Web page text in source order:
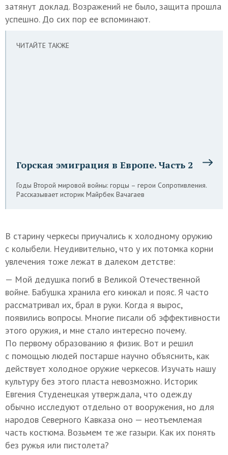
затянут доклад. Возражений не было, защита прошла
успешно. До сих пор ее вспоминают.
ЧИТАЙТЕ ТАКЖЕ
Горская эмиграция в Европе. Часть 2
Годы Второй мировой войны: горцы – герои Сопротивления.
Рассказывает историк Майрбек Вачагаев
В старину черкесы приучались к холодному оружию
с колыбели. Неудивительно, что у их потомка корни
увлечения тоже лежат в далеком детстве:
— Мой дедушка погиб в Великой Отечественной
войне. Бабушка хранила его кинжал и пояс. Я часто
рассматривал их, брал в руки. Когда я вырос,
появились вопросы. Многие писали об эффективности
этого оружия, и мне стало интересно почему.
По первому образованию я физик. Вот и решил
с помощью людей постарше научно объяснить, как
действует холодное оружие черкесов. Изучать нашу
культуру без этого пласта невозможно. Историк
Евгения Студенецкая утверждала, что одежду
обычно исследуют отдельно от вооружения, но для
народов Северного Кавказа оно — неотъемлемая
часть костюма. Возьмем те же газыри. Как их понять
без ружья или пистолета?